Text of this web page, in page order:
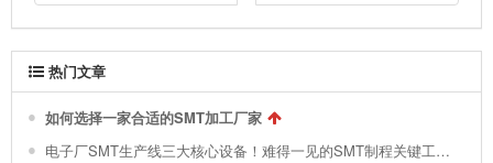
热门文章
如何选择一家合适的SMT加工厂家
电子厂SMT生产线三大核心设备！难得一见的SMT制程关键工艺视频！